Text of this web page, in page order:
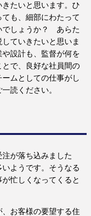
たいと思います。 ひ
も、細部にわたって
でしょうか？ あらた
ていきたいと思いま
設計も、監督が何を
で、良好な社員間の
ムとしての仕事がし
読ください。
が落ち込みました
ようです。そうなる
忙しくなってくると
お客様の要望する住